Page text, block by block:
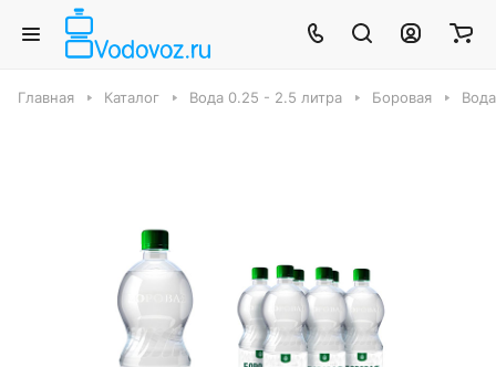
Главная Каталог Вода 0.25 - 2.5 литра Боровая